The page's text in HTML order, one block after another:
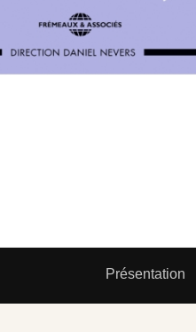
Présentation